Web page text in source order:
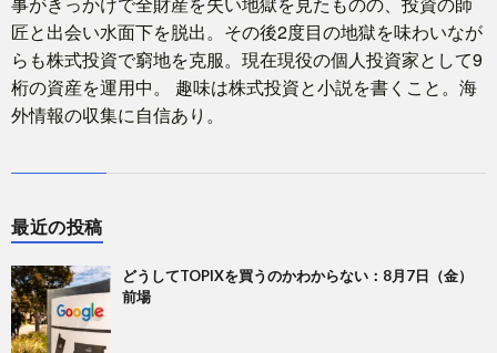
匠と出会い水面下を脱出。その後2度目の地獄を味わいなが
らも株式投資で窮地を克服。現在現役の個人投資家として9
桁の資産を運用中。 趣味は株式投資と小説を書くこと。海
外情報の収集に自信あり。
最近の投稿
どうしてTOPIXを買うのかわからない：8月7日（金）
前場